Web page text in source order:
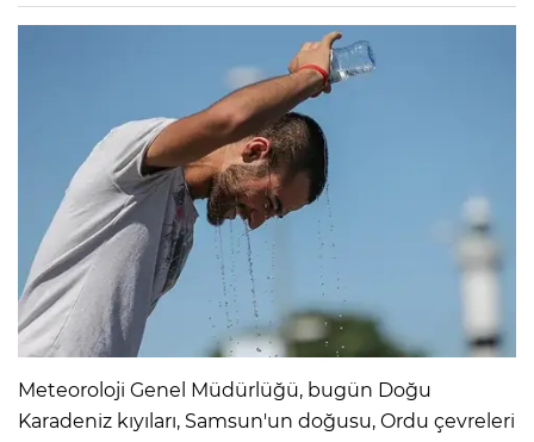
Meteoroloji Genel Müdürlüğü, bugün Doğu
Karadeniz kıyıları, Samsun'un doğusu, Ordu çevreleri